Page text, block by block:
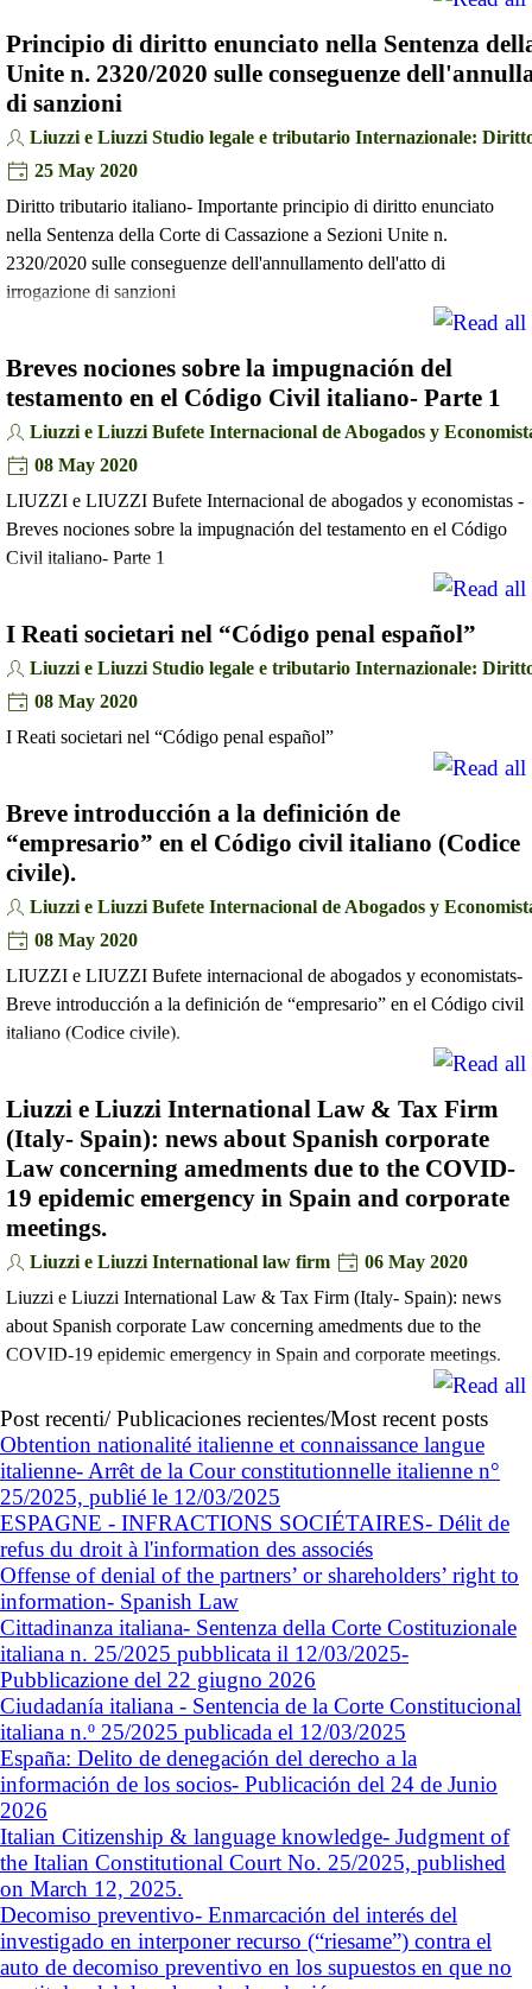
Principio di diritto enunciato nella Sentenza
Unite n. 2320/2020 sulle conseguenze
di sanzioni
Liuzzi e Liuzzi Studio legale e tributario Internazionale:
25 May 2020
Diritto tributario italiano- Importante principio di diritto enunciato
nella Sentenza della Corte di Cassazione a Sezioni Unite n.
2320/2020 sulle conseguenze dell'annullamento dell'atto di
irrogazione di sanzioni
Breves nociones sobre la impugnación del
testamento en el Código Civil italiano- Parte 1
Liuzzi e Liuzzi Bufete Internacional de Abogados y
08 May 2020
LIUZZI e LIUZZI Bufete Internacional de abogados y economistas -
Breves nociones sobre la impugnación del testamento en el Código
Civil italiano- Parte 1
I Reati societari nel “Código penal español”
Liuzzi e Liuzzi Studio legale e tributario Internazionale:
08 May 2020
I Reati societari nel “Código penal español”
Breve introducción a la definición de
“empresario” en el Código civil italiano (Codice
civile).
Liuzzi e Liuzzi Bufete Internacional de Abogados y
08 May 2020
LIUZZI e LIUZZI Bufete internacional de abogados y economistats-
Breve introducción a la definición de “empresario” en el Código civil
italiano (Codice civile).
Liuzzi e Liuzzi International Law & Tax Firm
(Italy- Spain): news about Spanish corporate
Law concerning amedments due to the COVID-
19 epidemic emergency in Spain and corporate
meetings.
Liuzzi e Liuzzi International law firm
06 May 2020
Liuzzi e Liuzzi International Law & Tax Firm (Italy- Spain): news
about Spanish corporate Law concerning amedments due to the
COVID-19 epidemic emergency in Spain and corporate meetings.
Post recenti/ Publicaciones recientes/Most recent posts
Obtention nationalité italienne et connaissance langue
italienne- Arrêt de la Cour constitutionnelle italienne n°
25/2025, publié le 12/03/2025
ESPAGNE - INFRACTIONS SOCIÉTAIRES- Délit de
refus du droit à l'information des associés
Offense of denial of the partners’ or shareholders’ right to
information- Spanish Law
Cittadinanza italiana- Sentenza della Corte Costituzionale
italiana n. 25/2025 pubblicata il 12/03/2025-
Pubblicazione del 22 giugno 2026
Ciudadanía italiana - Sentencia de la Corte Constitucional
italiana n.º 25/2025 publicada el 12/03/2025
España: Delito de denegación del derecho a la
información de los socios- Publicación del 24 de Junio
2026
Italian Citizenship & language knowledge- Judgment of
the Italian Constitutional Court No. 25/2025, published
on March 12, 2025.
Decomiso preventivo- Enmarcación del interés del
investigado en interponer recurso (“riesame”) contra el
auto de decomiso preventivo en los supuestos en que no